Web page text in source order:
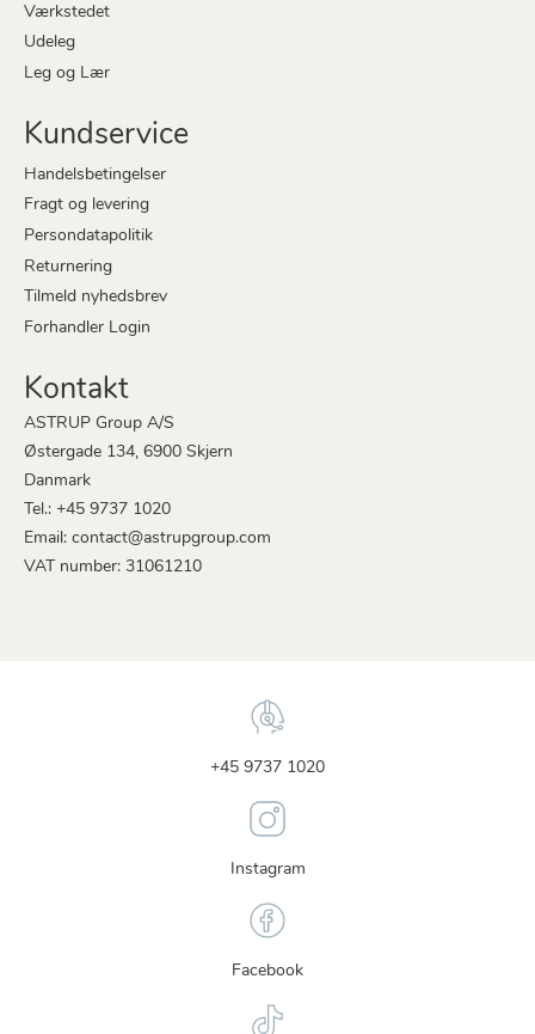
Værkstedet
Udeleg
Leg og Lær
Kundservice
Handelsbetingelser
Fragt og levering
Persondatapolitik
Returnering
Tilmeld nyhedsbrev
Forhandler Login
Kontakt
ASTRUP Group A/S
Østergade 134, 6900 Skjern
Danmark
Tel.: +45 9737 1020
Email: contact@astrupgroup.com
VAT number: 31061210
+45 9737 1020
Instagram
Facebook